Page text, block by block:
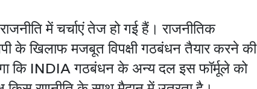
में चर्चाएं तेज हो गई हैं। राजनीतिक
के खिलाफ मजबूत विपक्षी गठबंधन तैयार करने की
कि INDIA गठबंधन के अन्य दल इस फॉर्मूले को